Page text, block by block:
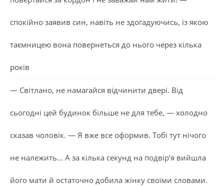
спокійно заявив син, навіть не здогадуючись, із якою
таємницею вона повернеться до нього через кілька
років
— Світлано, не намагайся відчинити двері. Від
сьогодні цей будинок більше не для тебе, — холодно
сказав чоловік. — Я вже все оформив. Тобі тут нічого
не належить… А за кілька секунд на подвір’я вийшла
його мати й остаточно добила жінку своїми словами.